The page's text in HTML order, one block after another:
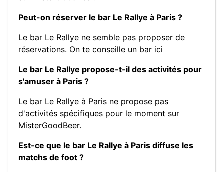
Peut-on réserver le bar Le Rallye à Paris ?
Le bar Le Rallye ne semble pas proposer de
réservations. On te conseille un bar ici
Le bar Le Rallye propose-t-il des activités pour
s'amuser à Paris ?
Le bar Le Rallye à Paris ne propose pas
d'activités spécifiques pour le moment sur
MisterGoodBeer.
Est-ce que le bar Le Rallye à Paris diffuse les
matchs de foot ?